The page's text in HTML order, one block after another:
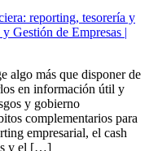
reporting, tesorería y
Gestión de Empresas |
algo más que disponer de
en información útil y
y gobierno
complementarios para
empresarial, el cash
y el […]